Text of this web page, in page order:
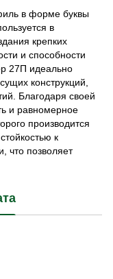
в форме буквы
в
крепких
и способности
27П идеально
конструкций,
Благодаря своей
и равномерное
производится
к
что позволяет